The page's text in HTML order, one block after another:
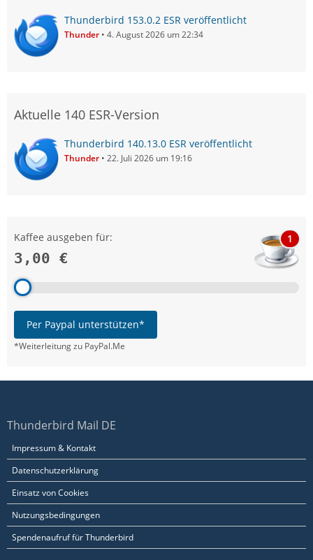
Thunderbird 153.0.2 ESR veröffentlicht
Thunder 4. August 2026 um 22:34
Aktuelle 140 ESR-Version
Thunderbird 140.13.0 ESR veröffentlicht
Thunder 22. Juli 2026 um 19:16
Kaffee ausgeben für:
3,00 €
1
Per Paypal unterstützen*
*Weiterleitung zu PayPal.Me
Thunderbird Mail DE
Impressum & Kontakt
Datenschutzerklärung
Einsatz von Cookies
Nutzungsbedingungen
Spendenaufruf für Thunderbird